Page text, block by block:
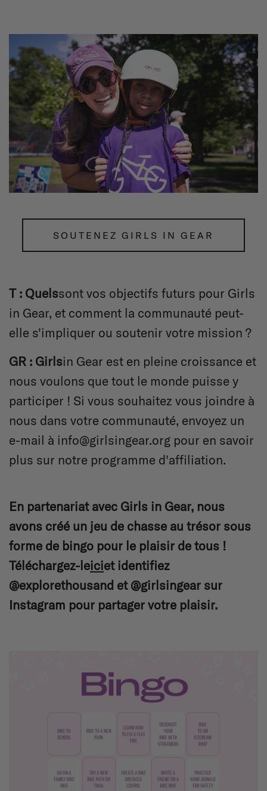
SOUTENEZ GIRLS IN GEAR
T : Quelssont vos objectifs futurs pour Girls
in Gear, et comment la communauté peut-
elle s'impliquer ou soutenir votre mission ?
GR : Girlsin Gear est en pleine croissance et
nous voulons que tout le monde puisse y
participer ! Si vous souhaitez vous joindre à
nous dans votre communauté, envoyez un
e-mail à info@girlsingear.org pour en savoir
plus sur notre programme d'affiliation.
En partenariat avec Girls in Gear, nous
avons créé un jeu de chasse au trésor sous
forme de bingo pour le plaisir de tous !
Téléchargez-leiciet identifiez
@explorethousand et @girlsingear sur
Instagram pour partager votre plaisir.